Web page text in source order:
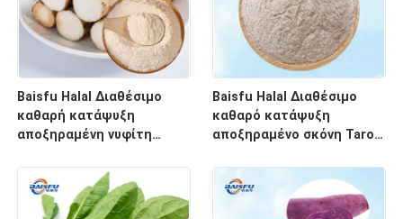
Baisfu Halal Διαθέσιμο
καθαρή κατάψυξη
αποξηραμένη νυφίτη
ποιότητας υψηλής
θρεπτικής αξίας FD ρίζα
νυφίτης σκόνη για στερεό
Baisfu Halal Διαθέσιμο
καθαρό κατάψυξη
αποξηραμένο σκόνη Taro
σκόνη ρίζας Taro για τσάι
φυσαλίδων